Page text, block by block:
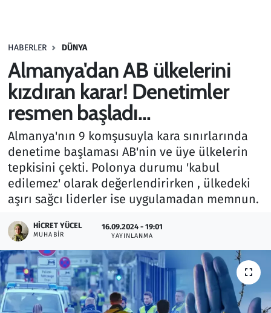
HABERLER DÜNYA
Almanya'dan AB ülkelerini
kızdıran karar! Denetimler
resmen başladı...
Almanya'nın 9 komşusuyla kara sınırlarında
denetime başlaması AB'nin ve üye ülkelerin
tepkisini çekti. Polonya durumu 'kabul
edilemez' olarak değerlendirirken , ülkedeki
aşırı sağcı liderler ise uygulamadan memnun.
HICRET YÜCEL
MUHABIR
16.09.2024 - 19:01
YAYINLANMA
Haber
Kültür Sanat
Kurumsal Haberler
Lezzet Durağı
Memur ve Kamu
Otomobil
Oyun
Ramazan
Resmi İlanlar